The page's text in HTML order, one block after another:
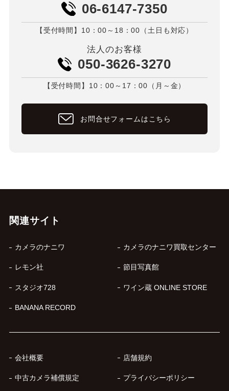
06-6147-7350
【受付時間】10：00～18：00（土日も対応）
法人のお客様
050-3626-3270
【受付時間】10：00～17：00（月～金）
お問合せフォームはこちら
関連サイト
カメラのナニワ カメラのナニワ買取センター
レモン社 節目写真館
スタジオ728 ワイン蔵 ONLINE STORE
BANANA RECORD
会社概要 店舗規約
中古カメラ補償規定 プライバシーポリシー